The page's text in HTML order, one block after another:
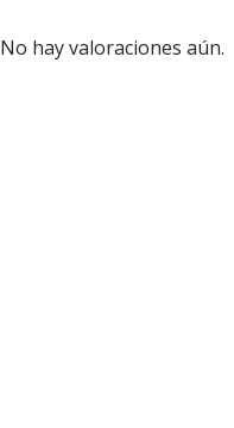
No hay valoraciones aún.